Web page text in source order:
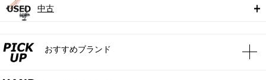
中古
おすすめブランド